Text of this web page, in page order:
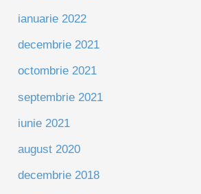
ianuarie 2022
decembrie 2021
octombrie 2021
septembrie 2021
iunie 2021
august 2020
decembrie 2018